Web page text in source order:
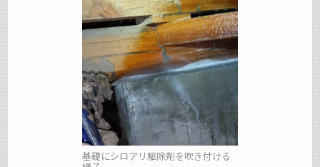
基礎にシロアリ駆除剤を吹き付ける